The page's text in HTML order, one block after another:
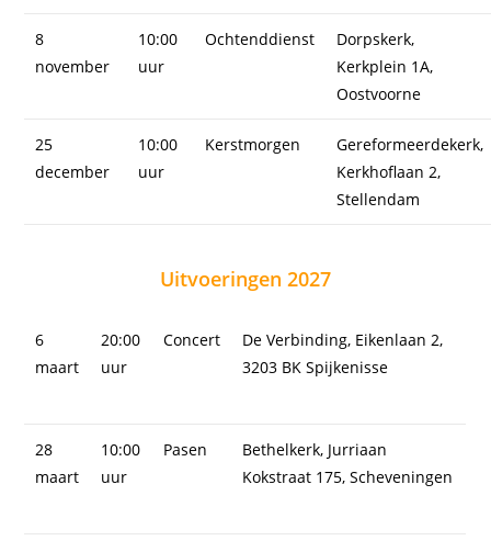
8
november
10:00
uur
Ochtenddienst
Dorpskerk,
Kerkplein 1A,
Oostvoorne
25
december
10:00
uur
Kerstmorgen
Gereformeerdekerk,
Kerkhoflaan 2,
Stellendam
Uitvoeringen 2027
6
maart
20:00
uur
Concert
De Verbinding, Eikenlaan 2,
3203 BK Spijkenisse
28
maart
10:00
uur
Pasen
Bethelkerk, Jurriaan
Kokstraat 175, Scheveningen